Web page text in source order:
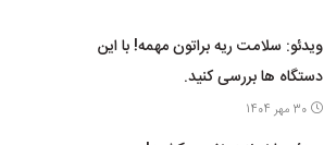
ویدئو: سلامت ریه براتون مهمه! با این
دستگاه ها بررسی کنید.
30 مهر 1404